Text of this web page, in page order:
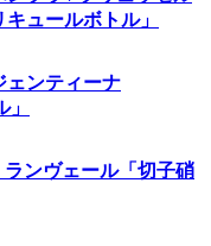
ュールボトル」
ェンティーナ
ンヴェール「切子硝